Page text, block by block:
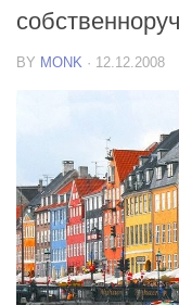
BY MONK · 12.12.2008